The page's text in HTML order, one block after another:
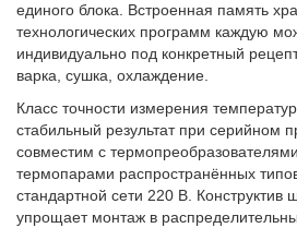
единого блока. Встроенная память
технологических программ каждую
индивидуально под конкретный
варка, сушка, охлаждение.
Класс точности измерения
стабильный результат при серийном
совместим с
термопарами распространённых
стандартной сети 220 В. Конструктив
упрощает монтаж в